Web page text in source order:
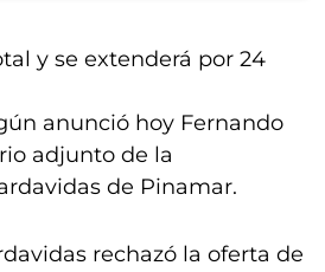
y se extenderá por 24
anunció hoy Fernando
adjunto de la
de Pinamar.
rechazó la oferta de